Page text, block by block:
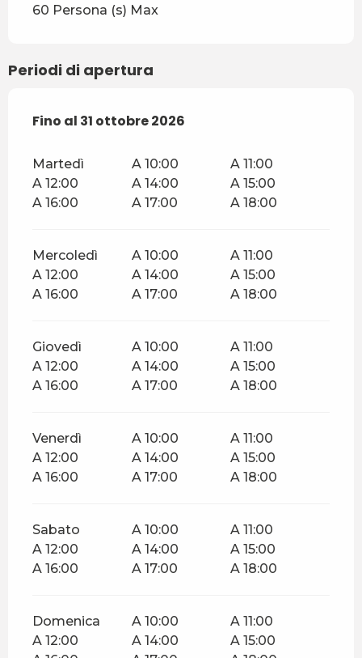
60 Persona (s) Max
Periodi di apertura
Dal12 maggio 2026al31 ottobre 2026
Fino al 31 ottobre 2026
Martedì A 10:00
A 11:00
A 12:00
A 14:00
A 15:00
A 16:00
A 17:00 A 18:00
Mercoledì A 10:00
A 11:00
A 12:00
A 14:00
A 15:00
A 16:00
A 17:00 A 18:00
Giovedì A 10:00
A 11:00
A 12:00
A 14:00
A 15:00
A 16:00
A 17:00 A 18:00
Venerdì A 10:00
A 11:00
A 12:00
A 14:00
A 15:00
A 16:00
A 17:00 A 18:00
Sabato A 10:00
A 11:00
A 12:00
A 14:00
A 15:00
A 16:00
A 17:00 A 18:00
Domenica A 10:00
A 11:00
A 12:00
A 14:00
A 15:00